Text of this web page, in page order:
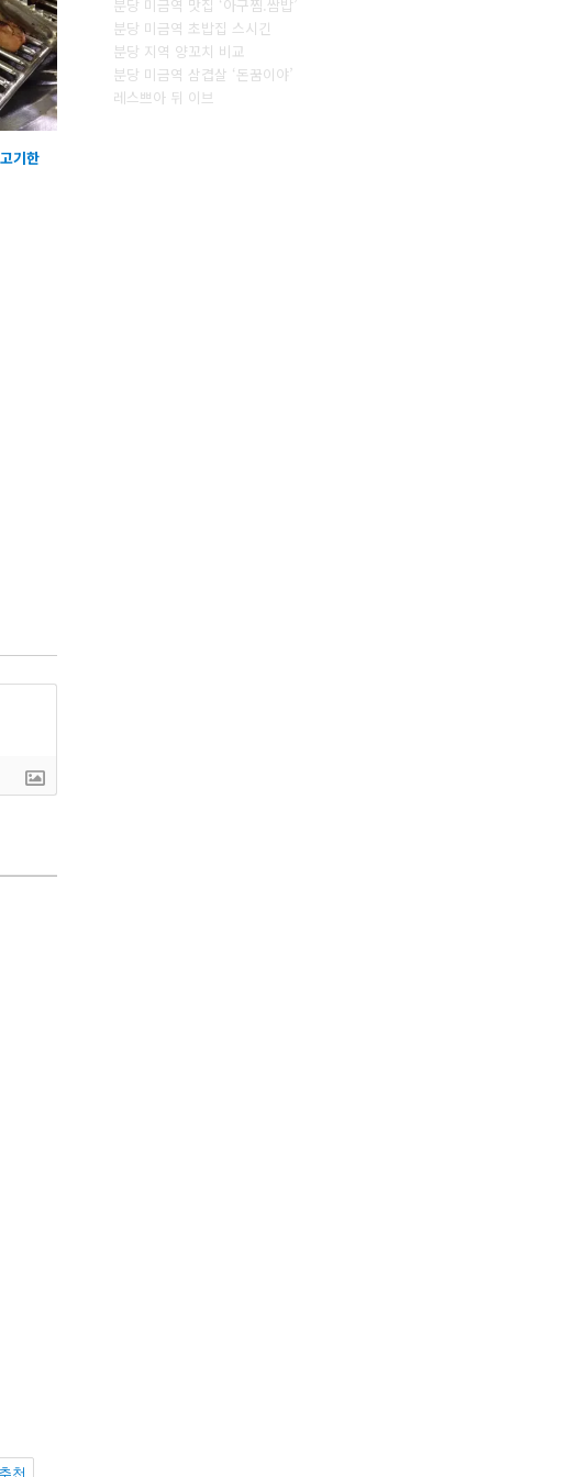
기한
천
분당 미금역 맛집 ‘아구찜.쌈밥’
분당 미금역 초밥집 스시긴
분당 지역 양꼬치 비교
분당 미금역 삼겹살 ‘돈꿈이야’
레스쁘아 뒤 이브